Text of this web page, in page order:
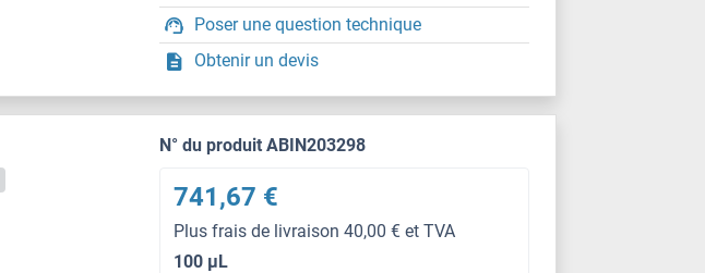
Poser une question technique
Obtenir un devis
N° du produit ABIN203298
741,67 €
Plus frais de livraison 40,00 € et TVA
100 μL